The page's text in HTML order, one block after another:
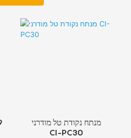
מנתח נקודת טל מודרני
CI-PC30